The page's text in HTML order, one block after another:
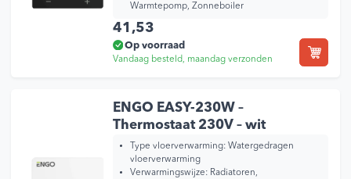
Warmtepomp, Zonneboiler
41,53
Op voorraad
Vandaag besteld, maandag verzonden
ENGO EASY-230W –
Thermostaat 230V – wit
Type vloerverwarming: Watergedragen
vloerverwarming
Verwarmingswijze: Radiatoren,